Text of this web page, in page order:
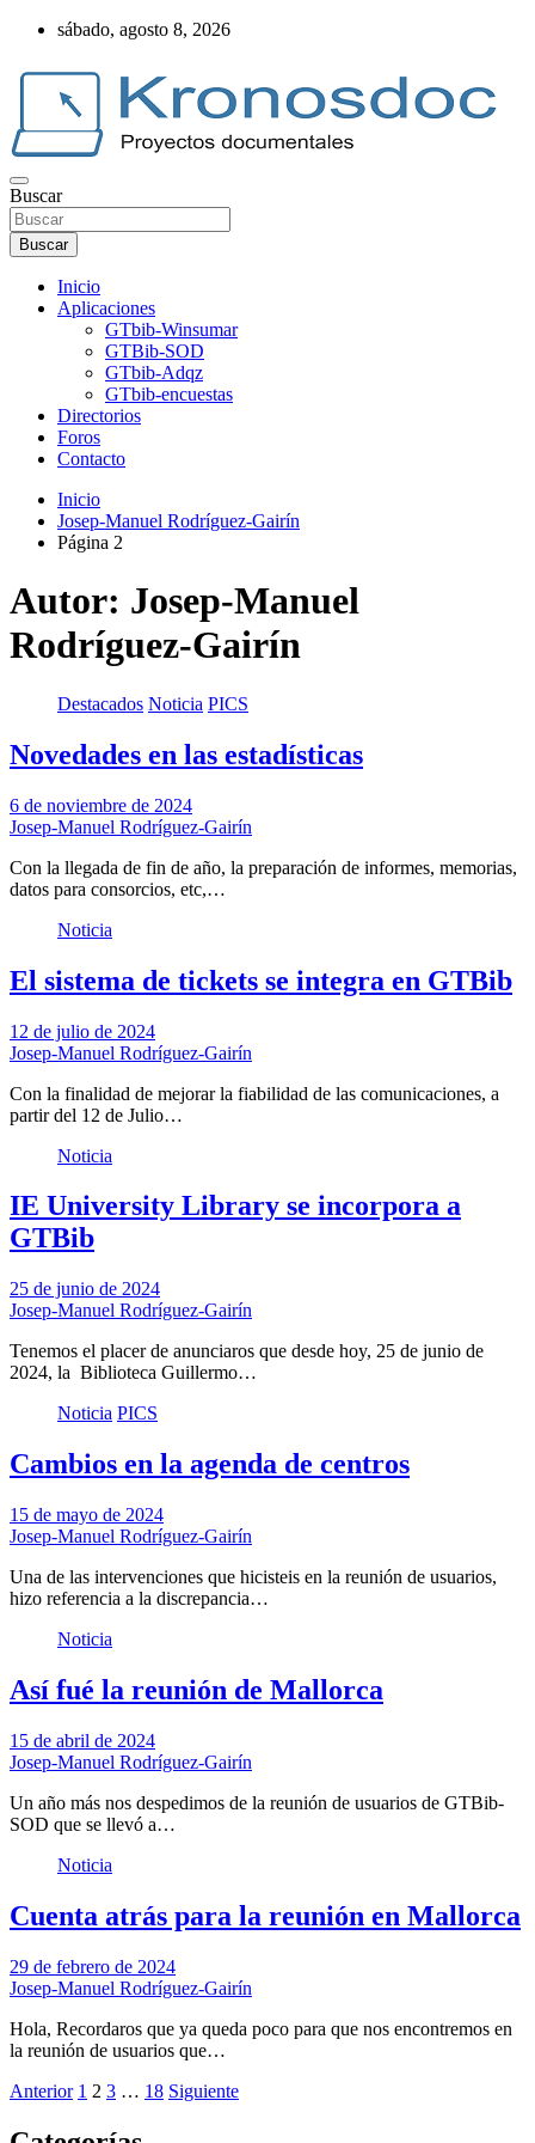
Saltar
contenido
sábado, agosto 8, 2026
Web Kronosdoc
Buscar
Buscar
Inicio
Aplicaciones
GTbib-Winsumar
GTBib-SOD
GTbib-Adqz
GTbib-encuestas
Directorios
Foros
Contacto
Inicio
Josep-Manuel Rodríguez-Gairín
Página 2
Autor: Josep-Manuel
Rodríguez-Gairín
Destacados Noticia PICS
Novedades en las estadísticas
6 de noviembre de 2024
Josep-Manuel Rodríguez-Gairín
Con la llegada de fin de año, la preparación de informes, memorias,
datos para consorcios, etc,…
Noticia
El sistema de tickets se integra en GTBib
12 de julio de 2024
Josep-Manuel Rodríguez-Gairín
Con la finalidad de mejorar la fiabilidad de las comunicaciones, a
partir del 12 de Julio…
Noticia
IE University Library se incorpora a
GTBib
25 de junio de 2024
Josep-Manuel Rodríguez-Gairín
Tenemos el placer de anunciaros que desde hoy, 25 de junio de
2024, la Biblioteca Guillermo…
Noticia PICS
Cambios en la agenda de centros
15 de mayo de 2024
Josep-Manuel Rodríguez-Gairín
Una de las intervenciones que hicisteis en la reunión de usuarios,
hizo referencia a la discrepancia…
Noticia
Así fué la reunión de Mallorca
15 de abril de 2024
Josep-Manuel Rodríguez-Gairín
Un año más nos despedimos de la reunión de usuarios de GTBib-
SOD que se llevó a…
Noticia
Cuenta atrás para la reunión en Mallorca
29 de febrero de 2024
Josep-Manuel Rodríguez-Gairín
Hola, Recordaros que ya queda poco para que nos encontremos en
la reunión de usuarios que…
Paginación
de
Anterior 1 2 3 … 18 Siguiente